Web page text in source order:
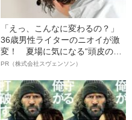
「えっ、こんなに変わるの？」
36歳男性ライターのニオイが激
変！ 夏場に気になる“頭皮のニ
オイ”や“ベタつき”を解消す
ト”が生み出した徹底ケアとは
PR（株式会社スヴェンソン）